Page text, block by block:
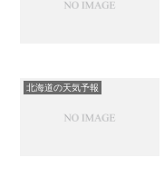
北海道の天気予報